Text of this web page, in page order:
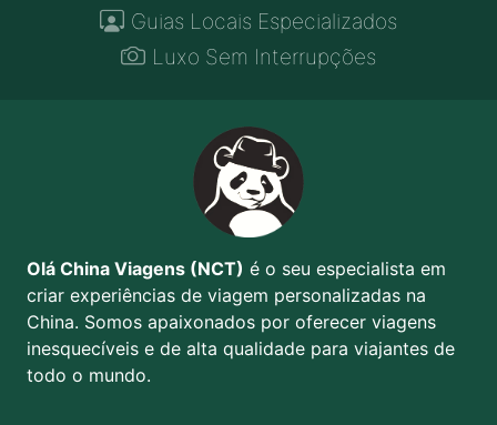
Guias Locais Especializados
Luxo Sem Interrupções
Olá China Viagens (NCT) é o seu especialista em
criar experiências de viagem personalizadas na
China. Somos apaixonados por oferecer viagens
inesquecíveis e de alta qualidade para viajantes de
todo o mundo.